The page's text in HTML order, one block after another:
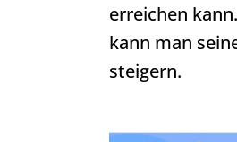
erreichen
kann man
steigern.